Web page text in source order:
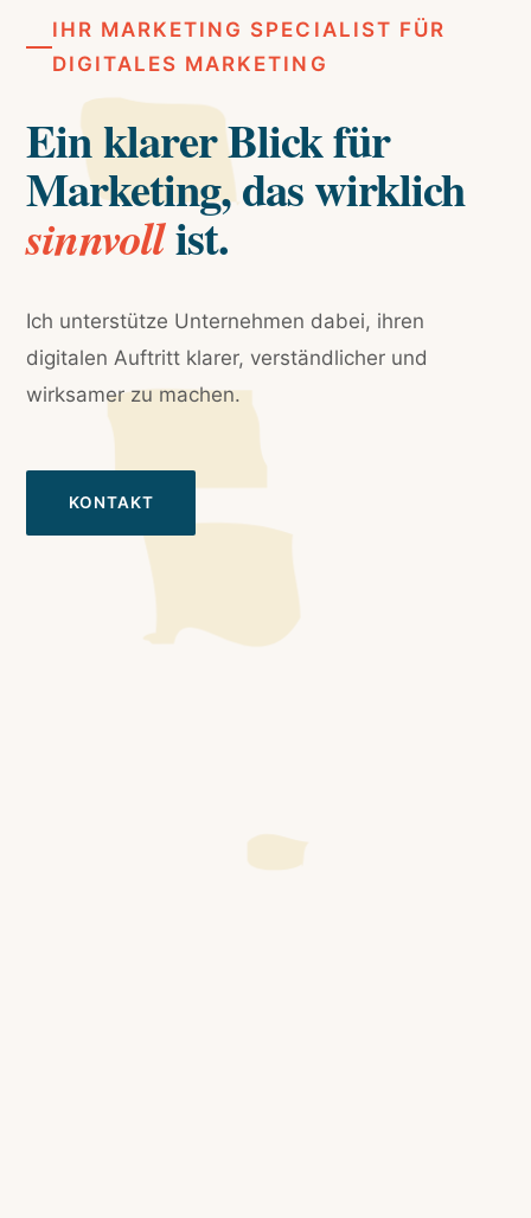
IHR MARKETING SPECIALIST FÜR
DIGITALES MARKETING
Ein klarer Blick für
Marketing, das wirklich
sinnvollist.
Ich unterstütze Unternehmen dabei, ihren
digitalen Auftritt klarer, verständlicher und
wirksamer zu machen.
KONTAKT